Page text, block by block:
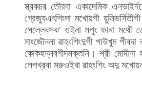
স্ত্রকচর তৌরবা একাদেমিক
গ্রেজ্যুএৎশিংদা মখোয়গী
সেল্লেবসক' ওইনা মপুং ফানা মথৌ
মাংজৌননা ৱাহংশিংদুগী পাউখুম
কোকহন্নবগীদমক্তনি। শ্রী মোদীনা
লেপখ্রবা মরুওইবা ৱাহংশিং অদু